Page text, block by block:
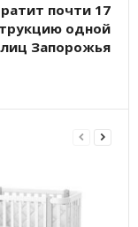
почти 17
одной
Запорожья